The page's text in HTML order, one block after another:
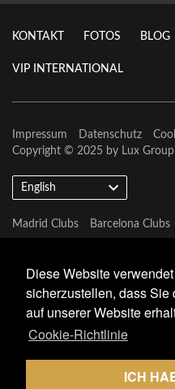
Diese Website
sicherzustellen, dass Sie
auf unserer Website
Cookie-Richtlinie
ICH
KONTAKT FOTOS BLOG
VIP INTERNATIONAL
Impressum Datenschutz
Copyright © 2025 by Lux Group
English
Madrid Clubs Barcelona Clubs
Miami Vip Clubs